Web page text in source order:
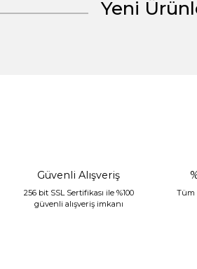
Yeni
Güvenli Alışveriş
256 bit SSL Sertifikası ile %100
güvenli alışveriş imkanı
Tüm